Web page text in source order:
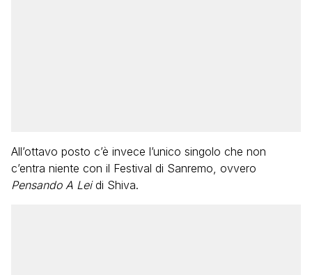
All’ottavo posto c’è invece l’unico singolo che non
c’entra niente con il Festival di Sanremo, ovvero
Pensando A Leidi Shiva.